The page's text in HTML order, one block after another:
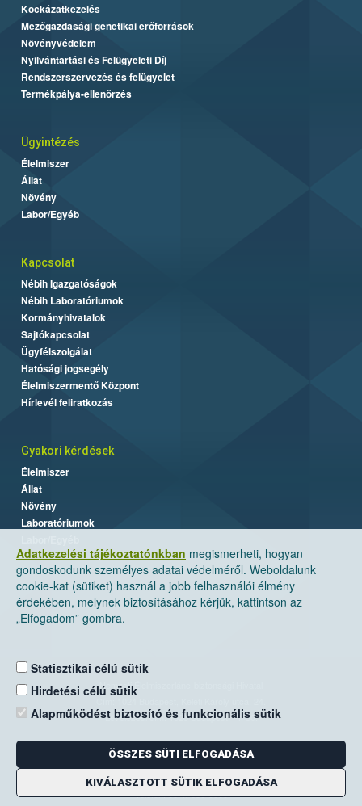
Adatkezelési tájékoztatónkban megismerheti, hogyan
gondoskodunk személyes adatai védelméről. Weboldalunk
cookie-kat (sütiket) használ a jobb felhasználói élmény
érdekében, melynek biztosításához kérjük, kattintson az
„Elfogadom” gombra.
Statisztikai célú sütik
Hirdetési célú sütik
Alapműködést biztosító és funkcionális sütik
ÖSSZES SÜTI ELFOGADÁSA
KIVÁLASZTOTT SÜTIK ELFOGADÁSA
Kockázatkezelés
Mezőgazdasági genetikai erőforrások
Növényvédelem
Nyilvántartási és Felügyeleti Díj
Rendszerszervezés és felügyelet
Termékpálya-ellenőrzés
Ügyintézés
Élelmiszer
Állat
Növény
Labor/Egyéb
Kapcsolat
Nébih Igazgatóságok
Nébih Laboratóriumok
Kormányhivatalok
Sajtókapcsolat
Ügyfélszolgálat
Hatósági jogsegély
Élelmiszermentő Központ
Hírlevél feliratkozás
Gyakori kérdések
Élelmiszer
Állat
Növény
Laboratóriumok
Nemzeti Élelmiszerlánc-biztonsági Hivatal
Levelezési cím: 1525 Budapest. Pf. 30.
E-mail:ugyfelszolgalat@nebih.gov.hu
Zöld szám: 06-80/263-244
Telefon: 06-1/ 336-9000